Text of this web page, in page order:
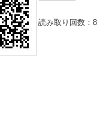
読み取り回数： 8